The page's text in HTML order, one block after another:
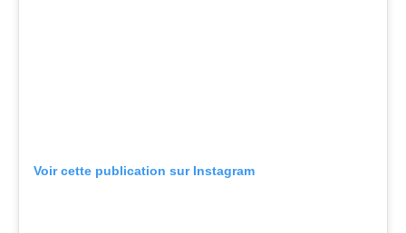
Voir cette publication sur Instagram